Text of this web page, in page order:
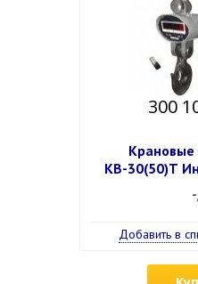
300
Крановые
КВ-30(50)Т
Добавить в